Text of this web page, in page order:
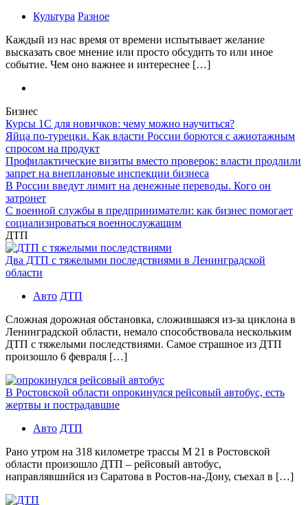
Культура Разное
Каждый из нас время от времени испытывает желание
высказать свое мнение или просто обсудить то или иное
событие. Чем оно важнее и интереснее […]
Бизнес
Курсы 1С для новичков: чему можно научиться?
Яйца по-турецки. Как власти России борются с ажиотажным
спросом на продукт
Профилактические визиты вместо проверок: власти продлили
запрет на внеплановые инспекции бизнеса
В России введут лимит на денежные переводы. Кого он
затронет
С военной службы в предприниматели: как бизнес помогает
социализироваться военнослужащим
ДТП
Два ДТП с тяжелыми последствиями в Ленинградской
области
Авто ДТП
Сложная дорожная обстановка, сложившаяся из-за циклона в
Ленинградской области, немало способствовала нескольким
ДТП с тяжелыми последствиями. Самое страшное из ДТП
произошло 6 февраля […]
В Ростовской области опрокинулся рейсовый автобус, есть
жертвы и пострадавшие
Авто ДТП
Рано утром на 318 километре трассы М 21 в Ростовской
области произошло ДТП – рейсовый автобус,
направлявшийся из Саратова в Ростов-на-Дону, съехал в […]